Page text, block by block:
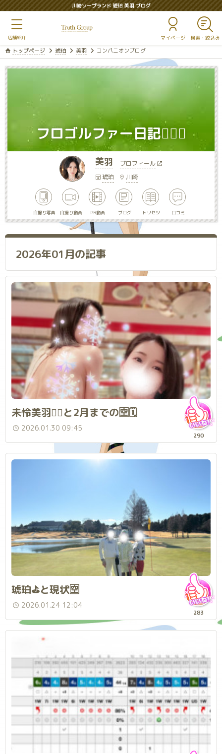
川崎ソープランド 琥珀 美羽 ブログ
マイページ
トップページ 琥珀 美羽 コンパニオンブログ
美羽
プロフィール
琥珀
川崎
自撮り写真 自撮り動画 PR動画 ブログ トリセツ 口コミ
フロゴルファー日記🏌🏻‍♀️
2026年01月の記事
未怜美羽👯‍♀️と2月までの🈳🗓️
2026.01.30 09:45
290
琥珀⛳️と現状🈳
2026.01.24 12:04
283